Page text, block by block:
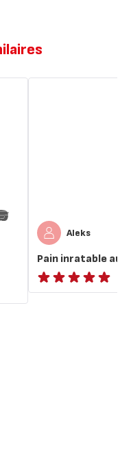
Aleks
Pain inratable aux
ratings.NaN